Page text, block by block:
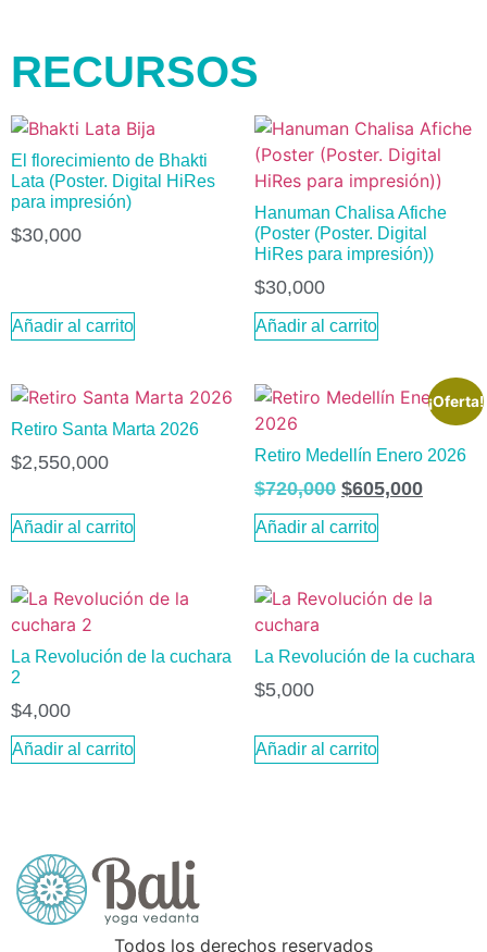
RECURSOS
El florecimiento de Bhakti
Lata (Poster. Digital HiRes
para impresión)
$30,000
Añadir al carrito
Hanuman Chalisa Afiche
(Poster (Poster. Digital
HiRes para impresión))
$30,000
Añadir al carrito
Retiro Santa Marta 2026
$2,550,000
Añadir al carrito
¡Oferta!
Retiro Medellín Enero 2026
$720,000 $605,000
Añadir al carrito
La Revolución de la cuchara
2
$4,000
Añadir al carrito
La Revolución de la cuchara
$5,000
Añadir al carrito
Todos los derechos reservados